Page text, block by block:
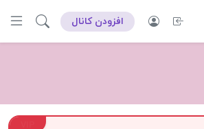
افزودن کانال